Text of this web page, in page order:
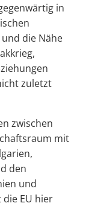
in
die Nähe
zuletzt
zwischen
mit
den
und
EU hier